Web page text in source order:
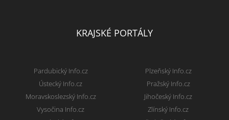
KRAJSKÉ PORTÁLY
Pardubický Info.cz
Ústecký Info.cz
Moravskoslezský Info.cz
Vysočina Info.cz
Plzeňský Info.cz
Pražský Info.cz
Jihočeský Info.cz
Zlínský Info.cz